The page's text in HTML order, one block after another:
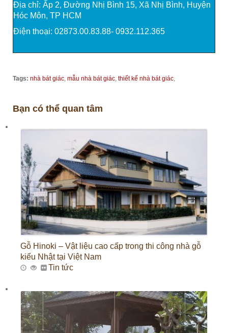
Địa chỉ: Ấp 2, Đường Nhị Bình 15, Xã Nhị Bình, Huyện
Hóc Môn, TP HCM
Điện thoại: 02873.00.83.88- 0932.112.365
Tags: nhà bát giác, mẫu nhà bát giác, thiết kế nhà bát giác,
Bạn có thể quan tâm
Gỗ Hinoki – Vật liệu cao cấp trong thi công nhà gỗ
kiểu Nhật tại Việt Nam
Tin tức